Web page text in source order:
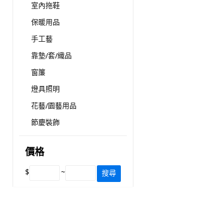
室內拖鞋
保暖用品
手工藝
靠墊/套/織品
窗簾
燈具照明
花藝/園藝用品
節慶裝飾
價格
$ ~ 搜尋